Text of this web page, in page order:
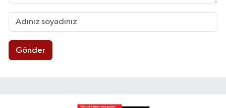
Gönder